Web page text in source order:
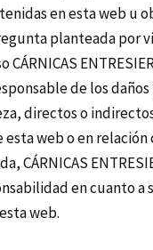
en esta web u
planteada por
CÁRNICAS
de los
directos o
web o en relación
CÁRNICAS
en cuanto a
web.